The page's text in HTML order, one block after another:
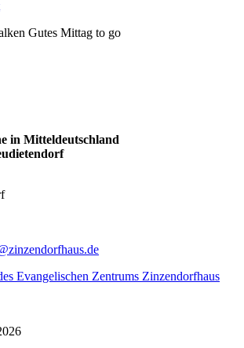
Gutes Mittag to go
in Mitteldeutschland